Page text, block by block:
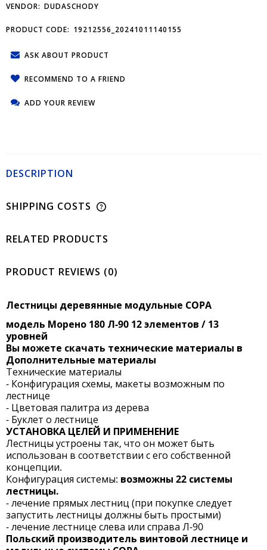
VENDOR: DUDASCHODY
PRODUCT CODE: 19212556_20241011140155
ASK ABOUT PRODUCT
RECOMMEND TO A FRIEND
ADD YOUR REVIEW
DESCRIPTION
SHIPPING COSTS
RELATED PRODUCTS
PRODUCT REVIEWS (0)
Лестницы деревянные модульные COPA
модель Морено 180 Л-90 12 элементов / 13
уровней
Вы можете скачать технические материалы в
Дополнительные материалы
Технические материалы
- Конфигурация схемы, макеты возможным по
лестнице
- Цветовая палитра из дерева
- Буклет о лестнице
УСТАНОВКА ЦЕЛЕЙ И ПРИМЕНЕНИЕ
Лестницы устроены так, что он может быть
использован в соответствии с его собственной
концепции.
Конфигурация системы: возможны 22 системы
лестницы.
- лечение прямых лестниц (при покупке следует
запустить лестницы должны быть простыми)
- лечение лестнице слева или справа Л-90
Польский производитель винтовой лестнице и